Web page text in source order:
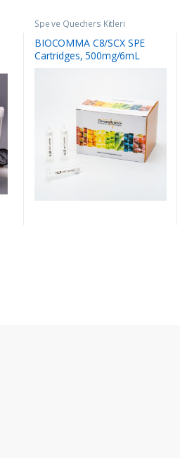
Spe ve Quechers Kitleri
BIOCOMMA C8/SCX SPE
Cartridges, 500mg/6mL
30pcs/Plastic bag. 30pcs/box